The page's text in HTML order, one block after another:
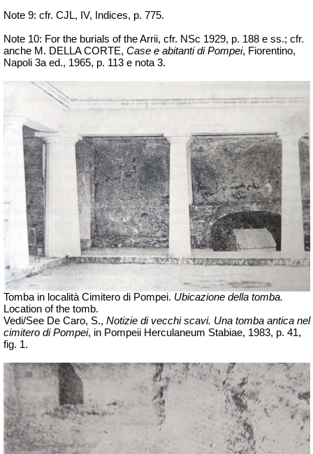
Note 9: cfr. CJL, IV, Indices, p. 775.
Note 10: For the burials of the Arrii, cfr. NSc 1929, p. 188 e ss.; cfr.
anche M. DELLA CORTE, Case e abitanti di Pompei, Fiorentino,
Napoli 3a ed., 1965, p. 113 e nota 3.
Tomba in località Cimitero di Pompei. Ubicazione della tomba.
Location of the tomb.
Vedi/See De Caro, S., Notizie di vecchi scavi. Una tomba antica nel
cimitero di Pompei, in Pompeii Herculaneum Stabiae, 1983, p. 41,
fig. 1.